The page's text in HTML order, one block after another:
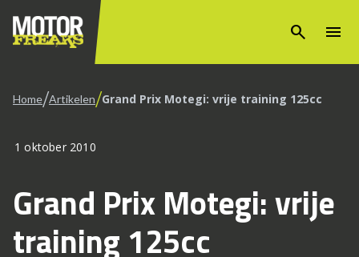
search menu
Home/Artikelen/Grand Prix Motegi: vrije training 125cc
1 oktober 2010
Grand Prix Motegi: vrije
training 125cc